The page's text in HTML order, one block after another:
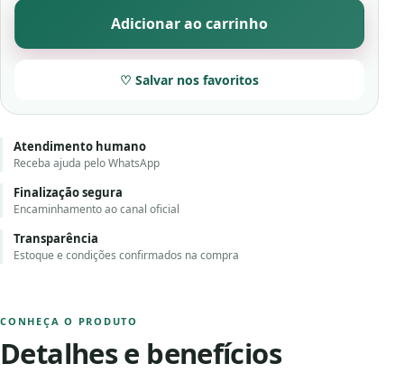
Adicionar ao carrinho
♡ Salvar nos favoritos
Atendimento humano
Receba ajuda pelo WhatsApp
Finalização segura
Encaminhamento ao canal oficial
Transparência
Estoque e condições confirmados na compra
CONHEÇA O PRODUTO
Detalhes e benefícios